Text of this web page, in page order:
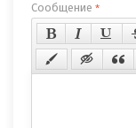
Сообщение *